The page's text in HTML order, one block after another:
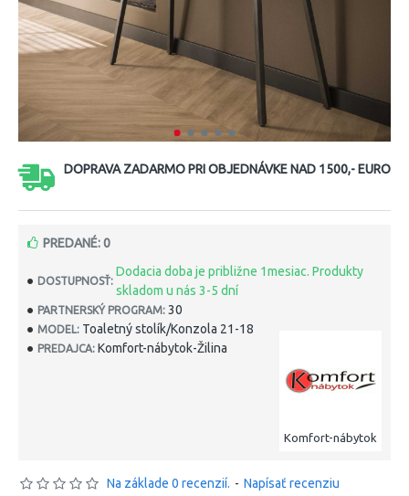
DOPRAVA ZADARMO PRI OBJEDNÁVKE NAD 1500,- EURO
DOSTUPNOSŤ:
Dodacia doba je približne 1mesiac. Produkty
skladom u nás 3-5 dní
PARTNERSKÝ PROGRAM: 30
MODEL: Toaletný stolík/Konzola 21-18
PREDAJCA: Komfort-nábytok-Žilina
Komfort-nábytok
PREDANÉ: 0
Na základe 0 recenzií. - Napísať recenziu